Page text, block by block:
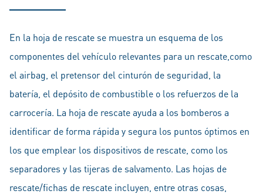
En la hoja de rescate se muestra un esquema de los
componentes del vehículo relevantes para un rescate,como
el airbag, el pretensor del cinturón de seguridad, la
batería, el depósito de combustible o los refuerzos de la
carrocería. La hoja de rescate ayuda a los bomberos a
identificar de forma rápida y segura los puntos óptimos en
los que emplear los dispositivos de rescate, como los
separadores y las tijeras de salvamento. Las hojas de
rescate/fichas de rescate incluyen, entre otras cosas,